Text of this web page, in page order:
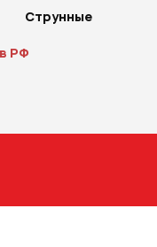
Струнные
РФ